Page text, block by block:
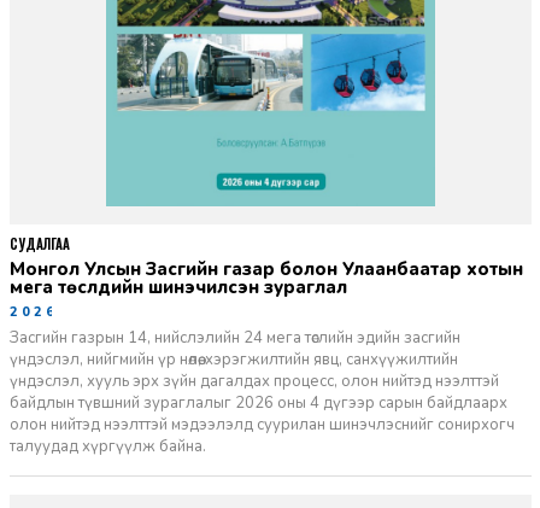
Монгол Улсын Засгийн газар болон Улаанбаатар хотын
мега төслүүдийн шинэчилсэн зураглал
2026-06-29
Засгийн газрын 14, нийслэлийн 24 мега төслийн эдийн засгийн
үндэслэл, нийгмийн үр нөлөө, хэрэгжилтийн явц, санхүүжилтийн
үндэслэл, хууль эрх зүйн дагалдах процесс, олон нийтэд нээлттэй
байдлын түвшний зураглалыг 2026 оны 4 дүгээр сарын байдлаарх
олон нийтэд нээлттэй мэдээлэлд суурилан шинэчлэснийг сонирхогч
талуудад хүргүүлж байна.
СУДАЛГАА